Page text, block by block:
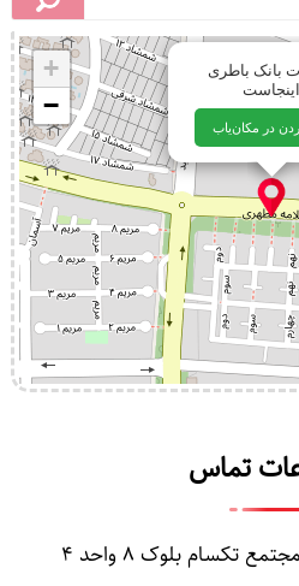
بانک باطری
اینجاست
در مکان‌یاب
+
−
تماس